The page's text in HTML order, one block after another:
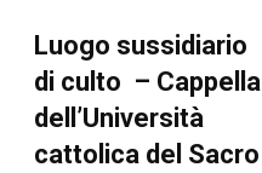
Luogo sussidiario
di culto – Cappella
dell’Università
cattolica del Sacro